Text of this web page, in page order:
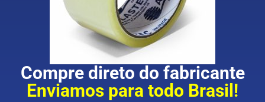
Compre direto do fabricante
Enviamos para todo Brasil!